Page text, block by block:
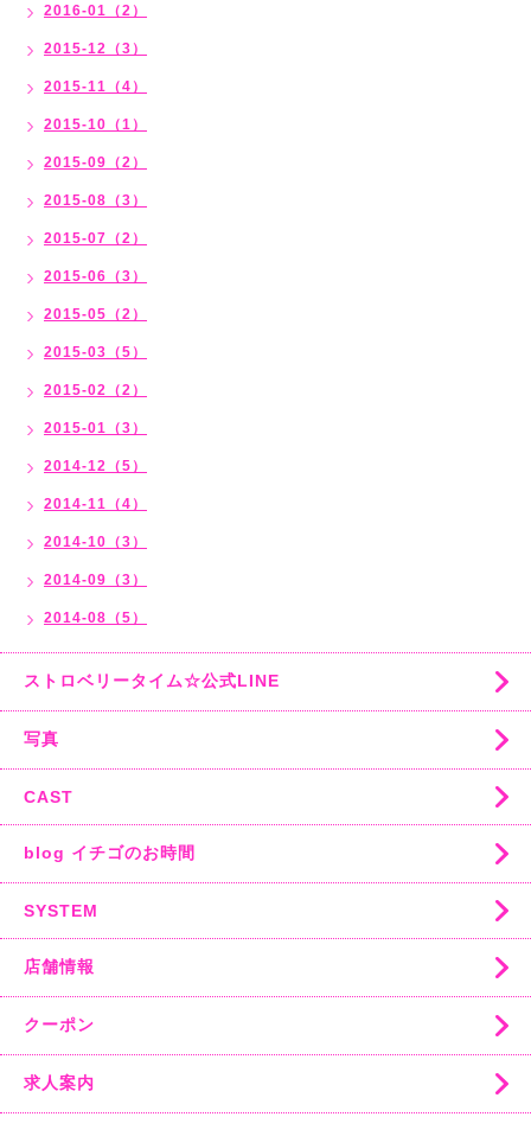
2016-01（2）
2015-12（3）
2015-11（4）
2015-10（1）
2015-09（2）
2015-08（3）
2015-07（2）
2015-06（3）
2015-05（2）
2015-03（5）
2015-02（2）
2015-01（3）
2014-12（5）
2014-11（4）
2014-10（3）
2014-09（3）
2014-08（5）
ストロベリータイム☆公式LINE
写真
CAST
blog イチゴのお時間
SYSTEM
店舗情報
クーポン
求人案内